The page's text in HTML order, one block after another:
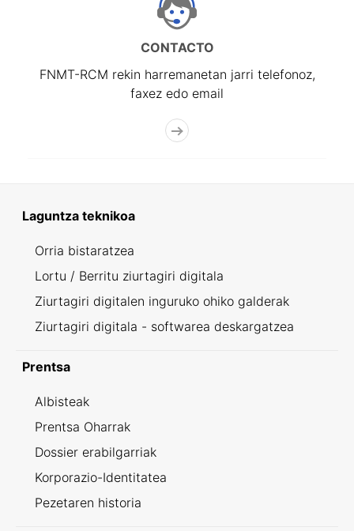
CONTACTO
FNMT-RCM rekin harremanetan jarri telefonoz,
faxez edo email
Laguntza teknikoa
Orria bistaratzea
Lortu / Berritu ziurtagiri digitala
Ziurtagiri digitalen inguruko ohiko galderak
Ziurtagiri digitala - softwarea deskargatzea
Prentsa
Albisteak
Prentsa Oharrak
Dossier erabilgarriak
Korporazio-Identitatea
Pezetaren historia